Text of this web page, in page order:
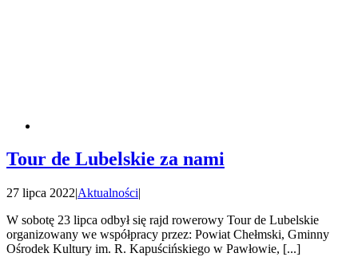
Tour de Lubelskie za nami
27 lipca 2022|Aktualności|
W sobotę 23 lipca odbył się rajd rowerowy Tour de Lubelskie
organizowany we współpracy przez: Powiat Chełmski, Gminny
Ośrodek Kultury im. R. Kapuścińskiego w Pawłowie, [...]